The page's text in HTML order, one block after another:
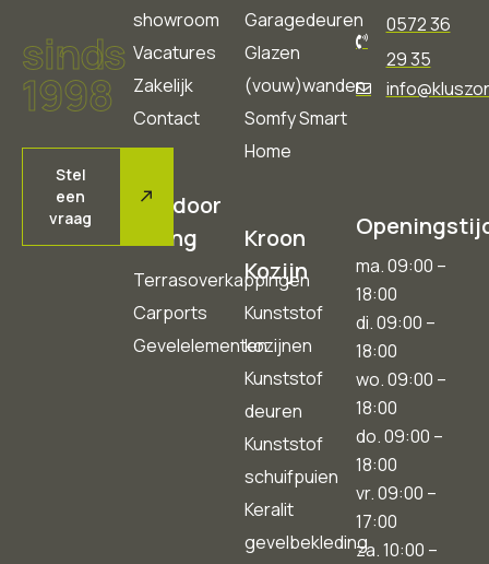
sinds
1998
Stel
een
vraag
showroom
Vacatures
Zakelijk
Contact
Outdoor
Living
Terrasoverkappingen
Carports
Gevelelementen
Garagedeuren
Glazen
(vouw)wanden
Somfy Smart
Home
Kroon
Kozijn
Kunststof
kozijnen
Kunststof
deuren
Kunststof
schuifpuien
Keralit
gevelbekleding
0572 36
29 35
ma. 09:00 –
18:00
di. 09:00 –
18:00
wo. 09:00 –
18:00
do. 09:00 –
18:00
vr. 09:00 –
17:00
za. 10:00 –